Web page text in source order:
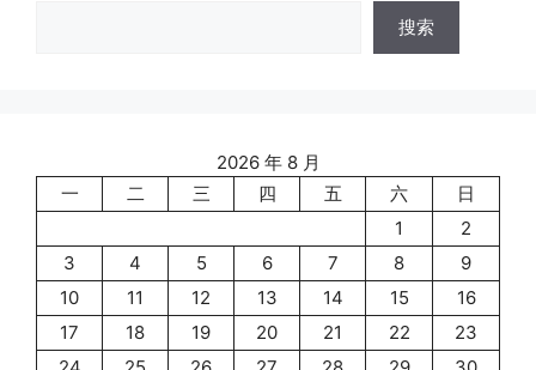
搜索
2026 年 8 月
一
二 三 四 五 六
日
1
2
3
4 5 6 7 8
9
10
11 12 13 14 15
16
17
18 19 20 21 22
23